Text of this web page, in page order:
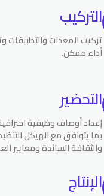
التركيب
تركيب المعدات والتطبيقات
أداء ممكن.
التحضير
إعداد أوصاف وظيفية
بما يتوافق مع الهيكل
والثقافة السائدة ومعايير
الإنتاج